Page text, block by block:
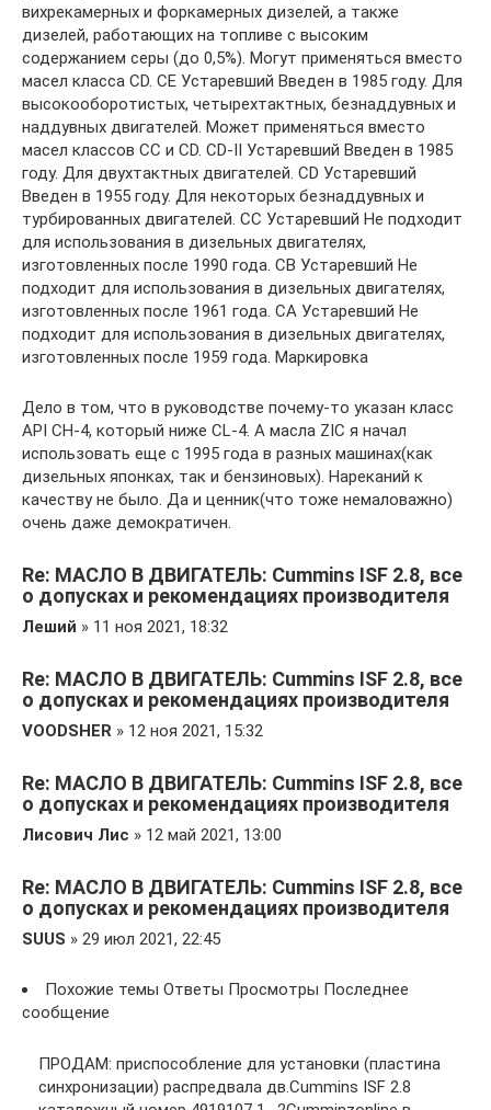
вихрекамерных и форкамерных дизелей, а также
дизелей, работающих на топливе с высоким
содержанием серы (до 0,5%). Могут применяться вместо
масел класса CD. CE Устаревший Введен в 1985 году. Для
высокооборотистых, четырехтактных, безнаддувных и
наддувных двигателей. Может применяться вместо
масел классов CC и CD. CD-II Устаревший Введен в 1985
году. Для двухтактных двигателей. CD Устаревший
Введен в 1955 году. Для некоторых безнаддувных и
турбированных двигателей. CC Устаревший Не подходит
для использования в дизельных двигателях,
изготовленных после 1990 года. CB Устаревший Не
подходит для использования в дизельных двигателях,
изготовленных после 1961 года. CA Устаревший Не
подходит для использования в дизельных двигателях,
изготовленных после 1959 года. Маркировка
Дело в том, что в руководстве почему-то указан класс
API CH-4, который ниже СL-4. А масла ZIC я начал
использовать еще с 1995 года в разных машинах(как
дизельных японках, так и бензиновых). Нареканий к
качеству не было. Да и ценник(что тоже немаловажно)
очень даже демократичен.
Re: МАСЛО В ДВИГАТЕЛЬ: Cummins ISF 2.8, все
о допусках и рекомендациях производителя
Леший » 11 ноя 2021, 18:32
Re: МАСЛО В ДВИГАТЕЛЬ: Cummins ISF 2.8, все
о допусках и рекомендациях производителя
VOODSHER » 12 ноя 2021, 15:32
Re: МАСЛО В ДВИГАТЕЛЬ: Cummins ISF 2.8, все
о допусках и рекомендациях производителя
Лисович Лис » 12 май 2021, 13:00
Re: МАСЛО В ДВИГАТЕЛЬ: Cummins ISF 2.8, все
о допусках и рекомендациях производителя
SUUS » 29 июл 2021, 22:45
Похожие темы Ответы Просмотры Последнее
сообщение
ПРОДАМ: приспособление для установки (пластина
синхронизации) распредвала дв.Cummins ISF 2.8